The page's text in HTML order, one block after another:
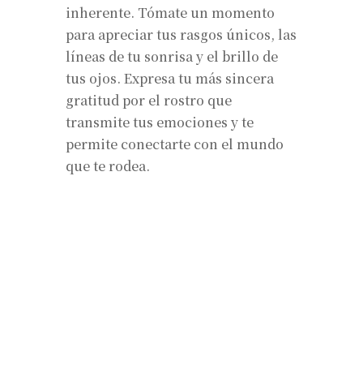
inherente. Tómate un momento
para apreciar tus rasgos únicos, las
líneas de tu sonrisa y el brillo de
tus ojos. Expresa tu más sincera
gratitud por el rostro que
transmite tus emociones y te
permite conectarte con el mundo
que te rodea.